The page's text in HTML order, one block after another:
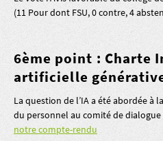
(11 Pour dont FSU, 0 contre, 4
6ème point : Charte
artificielle
La question de l’IA a été abordée à
du personnel au comité de dialogue
notre compte-rendu